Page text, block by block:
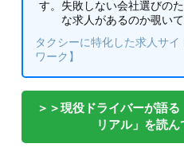
す。失敗しない会社選びの
な求人があるのか覗い
タクシーに特化した求人サ
ワーク】
＞＞現役ドライバーが語
リアル」を読ん